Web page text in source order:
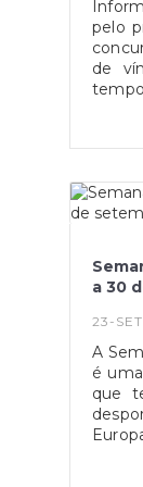
da
para
e
de
de
(Ref.ª
pelo
de
de
a 30
23-
A
é
que